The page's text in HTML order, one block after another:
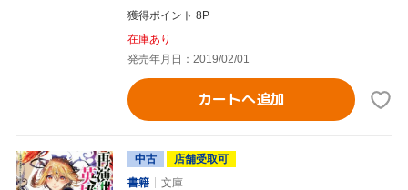
獲得ポイント 8P
在庫あり
発売年月日：2019/02/01
カートへ追加
中古
店舗受取可
書籍
文庫